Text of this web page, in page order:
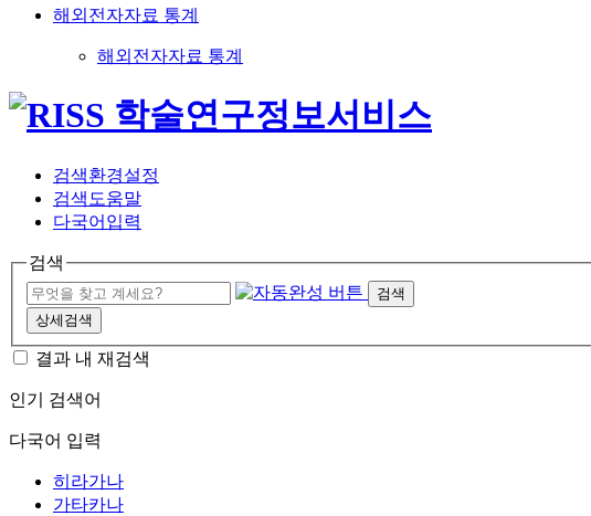
해외전자자료 통계
해외전자자료 통계
검색환경설정
검색도움말
다국어입력
검색
검색
상세검색
결과 내 재검색
인기 검색어
다국어 입력
히라가나
가타카나